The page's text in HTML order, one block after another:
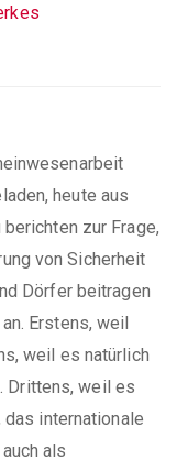
heute aus
zur Frage,
von Sicherheit
Dörfer beitragen
Erstens, weil
weil es natürlich
Drittens, weil es
das internationale
als